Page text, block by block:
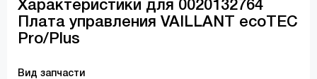
Характеристики для 0020132764
Плата управления VAILLANT ecoTEC
Pro/Plus
Вид запчасти